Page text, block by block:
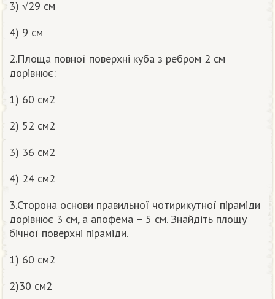
3) √29 см
4) 9 см
2.Площа повної поверхні куба з ребром 2 см
дорівнює:
1) 60 см2
2) 52 см2
3) 36 см2
4) 24 см2
3.Сторона основи правильної чотирикутної піраміди
дорівнює 3 см, а апофема – 5 см. Знайдіть площу
бічної поверхні піраміди.
1) 60 см2
2)30 см2